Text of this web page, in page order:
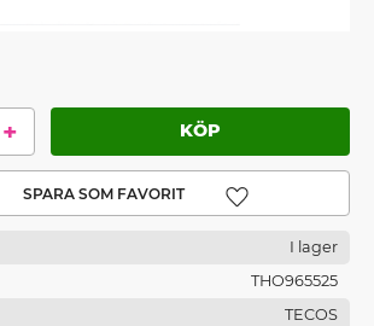
+
Lägg till i favoriter
I lager
THO965525
TECOS